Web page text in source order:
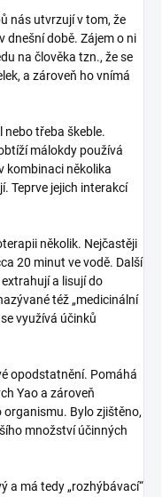
nás utvrzují v tom, že
dnešní době. Zájem o ni
na člověka tzn., že se
a zároveň ho vnímá
nebo třeba škeble.
málokdy používá
kombinaci několika
Teprve jejich interakcí
několik. Nejčastěji
20 minut ve vodě. Další
extrahují a lisují do
též „medicinální
využívá účinků
opodstatnění. Pomáhá
Yao a zároveň
Bylo zjištěno,
množství účinných
a má tedy „rozhýbávací“